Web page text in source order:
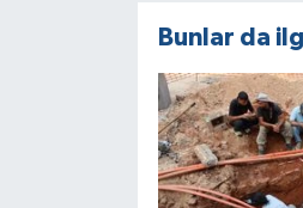
Bunlar da